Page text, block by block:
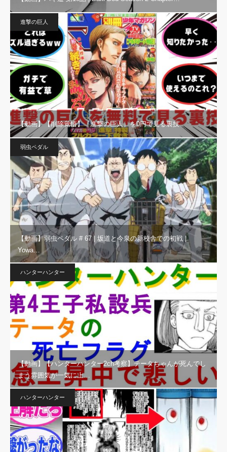
進撃の巨人
【動画】【削除覚悟】『進撃の巨人』を0円で見る裏技
弱虫ペダル
【動画】弱虫ペダル # 67 | 坂道と今泉の新校舎での初戦 |
Yowa…
ハンターハンター
【動画】【ハンターハンター2ch考察】テータちゃんが死んでし
まう雰囲気が一気に上…
ハンターハンター